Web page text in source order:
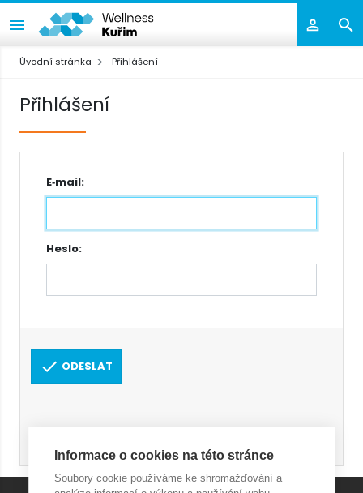
Úvodní stránka Přihlášení
Přihlášení
E‑mail:
Heslo:
ODESLAT
Informace o cookies na této stránce
Soubory cookie používáme ke shromažďování a